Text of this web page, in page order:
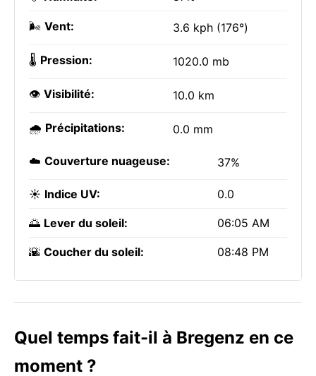
🌬️ Vent: 3.6 kph (176°)
🌡️ Pression: 1020.0 mb
👁️ Visibilité: 10.0 km
🌧️ Précipitations: 0.0 mm
☁️ Couverture nuageuse: 37%
☀️ Indice UV: 0.0
🌅 Lever du soleil: 06:05 AM
🌇 Coucher du soleil: 08:48 PM
Quel temps fait-il à Bregenz en ce
moment ?